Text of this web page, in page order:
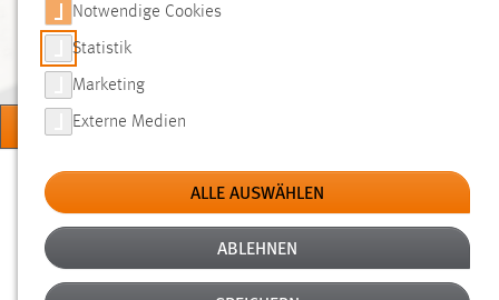
MARKTPLATZ (BIETE/SUCHE
Sie sind hier:
Studium Campus und Leben Marktplatz (Biete/Suche etc.)
FULLY FURNISHED SINGLE ROOM
Notwendige Cookies
Statistik
Marketing
Externe Medien
ALLE AUSWÄHLEN
ABLEHNEN